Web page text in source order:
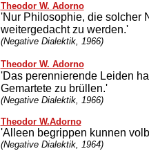
Theodor W. Adorno
'Nur Philosophie, die solcher
weitergedacht zu werden.'
(Negative Dialektik, 1966)
Theodor W. Adorno
'Das perennierende Leiden
Gemartete zu brüllen.'
(Negative Dialektik, 1966)
Theodor W.Adorno
'Alleen begrippen kunnen
(Negative Dialektik, 1964)